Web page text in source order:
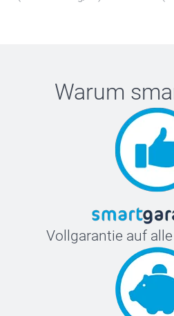
Whiskyglas
Warum
Vollgarantie auf